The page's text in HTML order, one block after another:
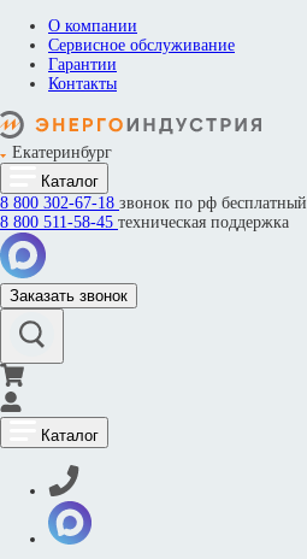
О компании
Сервисное обслуживание
Гарантии
Контакты
Екатеринбург
Каталог
8 800 302-67-18 звонок по рф бесплатный
8 800 511-58-45 техническая поддержка
Заказать звонок
Каталог